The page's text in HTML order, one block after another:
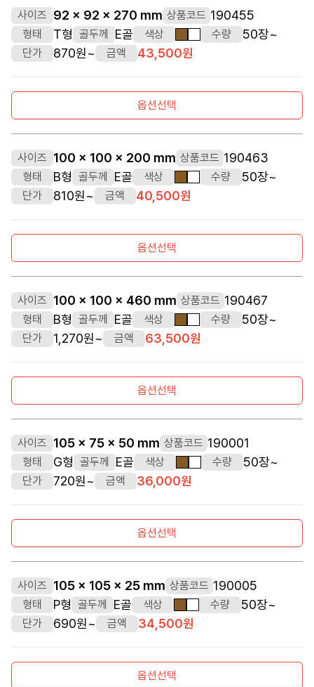
사이즈 92 x 92 x 270 mm 상품코드 190455
형태 T형 골두께 E골 색상 갈색
흰색 수량 50장~
단가 870원~ 금액 43,500원
옵션선택
사이즈 100 x 100 x 200 mm 상품코드 190463
형태 B형 골두께 E골 색상 갈색
흰색 수량 50장~
단가 810원~ 금액 40,500원
옵션선택
사이즈 100 x 100 x 460 mm 상품코드 190467
형태 B형 골두께 E골 색상 갈색
흰색 수량 50장~
단가 1,270원~ 금액 63,500원
옵션선택
사이즈 105 x 75 x 50 mm 상품코드 190001
형태 G형 골두께 E골 색상 갈색
흰색 수량 50장~
단가 720원~ 금액 36,000원
옵션선택
사이즈 105 x 105 x 25 mm 상품코드 190005
형태 P형 골두께 E골 색상 갈색
흰색 수량 50장~
단가 690원~ 금액 34,500원
옵션선택